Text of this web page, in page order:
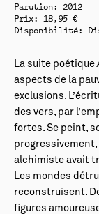
Parution: 2012
Prix: 18,95 €
Disponibilité:
La suite poétique
aspects de la
exclusions.
des vers, par
fortes. Se peint,
progressivement,
alchimiste avait
Les mondes
reconstruisent.
figures